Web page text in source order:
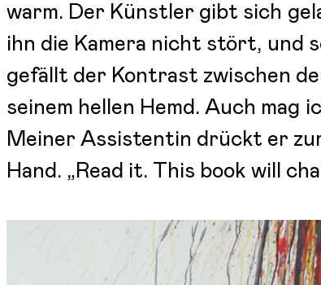
warm. Der Künstler gibt sich
ihn die Kamera nicht stört, und
gefällt der Kontrast zwischen
seinem hellen Hemd. Auch mag
Meiner Assistentin drückt er
Hand. „Read it. This book will